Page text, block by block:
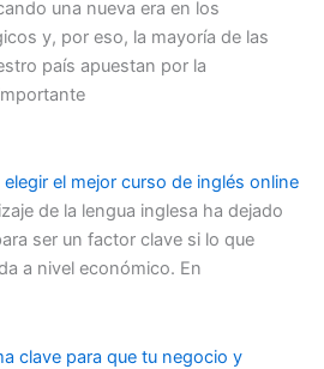
una nueva era en los
y, por eso, la mayoría de las
país apuestan por la
el mejor curso de inglés online
de la lengua inglesa ha dejado
ser un factor clave si lo que
a nivel económico. En
clave para que tu negocio y